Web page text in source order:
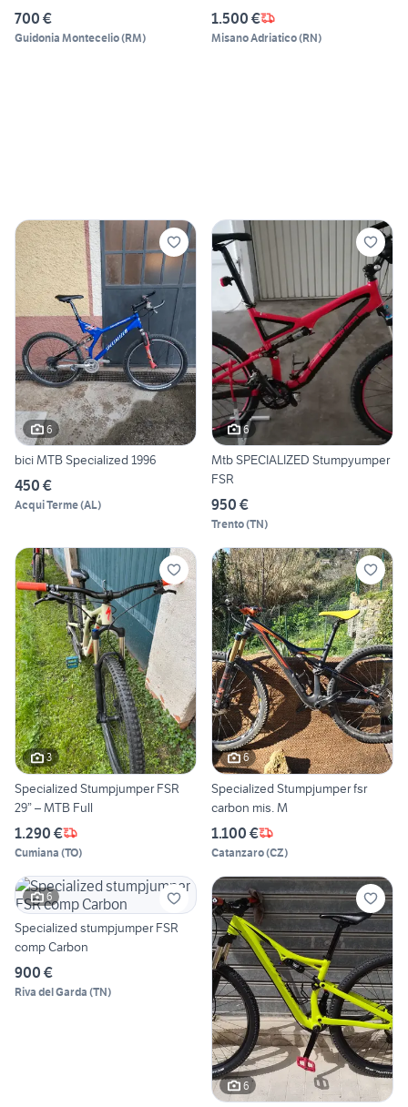
700 €
Guidonia Montecelio(RM)
1.500 €
Misano Adriatico(RN)
6
bici MTB Specialized 1996
450 €
Acqui Terme(AL)
6
Mtb SPECIALIZED Stumpyumper
FSR
950 €
Trento(TN)
3
Specialized Stumpjumper FSR
29” – MTB Full
1.290 €
Cumiana (TO)
6
Specialized Stumpjumper fsr
carbon mis. M
1.100 €
Catanzaro(CZ)
6
Specialized stumpjumper FSR
comp Carbon
900 €
Riva del Garda (TN)
6